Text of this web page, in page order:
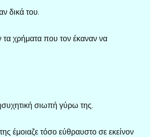
δικά του.
τα χρήματα που τον έκαναν να
σιωπή γύρω της.
έμοιαζε τόσο εύθραυστο σε εκείνον